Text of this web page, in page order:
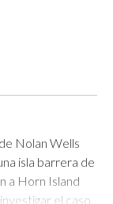
Nolan Wells
isla barrera de
a Horn Island
el caso,